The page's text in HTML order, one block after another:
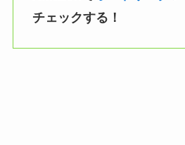
チェックする！